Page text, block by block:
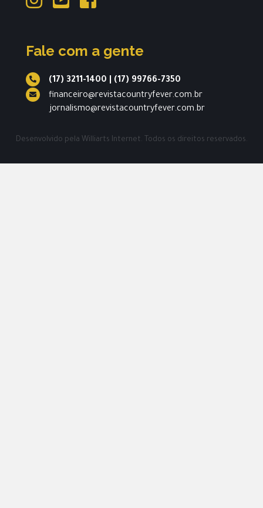
Fale com a gente
(17) 3211-1400
(17) 99766-7350
financeiro@revistacountryfever.com.br
jornalismo@revistacountryfever.com.br
Desenvolvido pela Williarts Internet. Todos os direitos reservados.